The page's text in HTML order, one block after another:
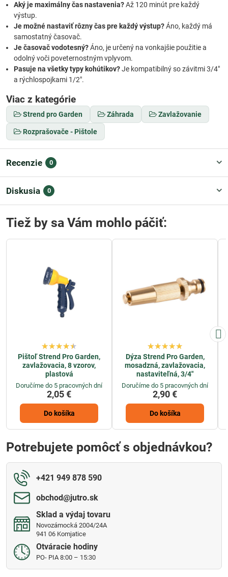
Aký je maximálny čas nastavenia?Až 120 minút pre každý
výstup.
Je možné nastaviť rôzny čas pre každý výstup?Áno, každý má
samostatný časovač.
Je časovač vodotesný?Áno, je určený na vonkajšie použitie a
odolný voči poveternostným vplyvom.
Pasuje na všetky typy kohútikov?Je kompatibilný so závitmi 3/4"
a rýchlospojkami 1/2".
Viac z kategórie
Strend pro Garden Záhrada Zavlažovanie
Rozprašovače - Pištole
Recenzie 0
Diskusia 0
Tiež by sa Vám mohlo páčiť:
Pištoľ Strend Pro Garden,
zavlažovacia, 8 vzorov,
plastová
Doručíme do 5 pracovných dní
2,05 €
Do košíka
Dýza Strend Pro Garden,
mosadzná, zavlažovacia,
nastaviteľná, 3/4"
Doručíme do 5 pracovných dní
2,90 €
Do košíka
Potrebujete pomôcť s objednávkou?
+421 949 878 590
obchod​@jutro​.sk
Sklad a výdaj tovaru
Novozámocká 2004/24A
941 06 Komjatice
Otváracie hodiny
PO- PIA 8:00 – 15:30